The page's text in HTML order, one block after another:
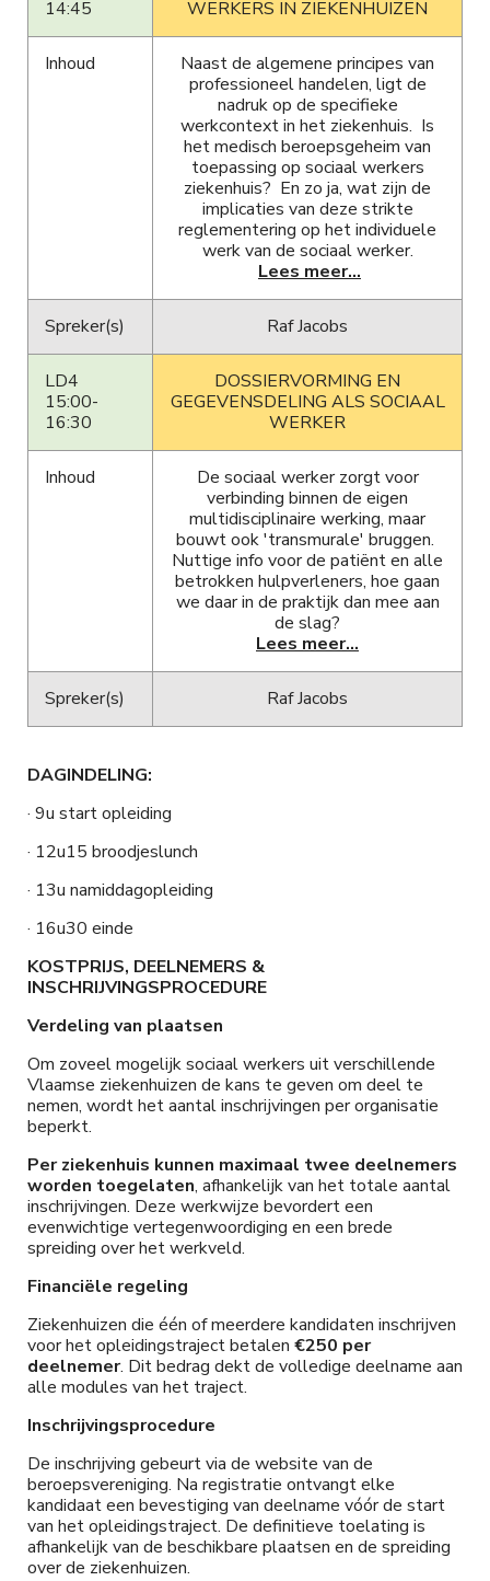
14:45 WERKERS IN ZIEKENHUIZEN
Inhoud
Naast de algemene principes van
professioneel handelen, ligt de
nadruk op de specifieke
werkcontext in het ziekenhuis. Is
het medisch beroepsgeheim van
toepassing op sociaal werkers
ziekenhuis? En zo ja, wat zijn de
implicaties van deze strikte
reglementering op het individuele
werk van de sociaal werker.
Lees meer...
Spreker(s) Raf Jacobs
LD4
15:00-
16:30
DOSSIERVORMING EN
GEGEVENSDELING ALS SOCIAAL
WERKER
Inhoud
De sociaal werker zorgt voor
verbinding binnen de eigen
multidisciplinaire werking, maar
bouwt ook 'transmurale' bruggen.
Nuttige info voor de patiënt en alle
betrokken hulpverleners, hoe gaan
we daar in de praktijk dan mee aan
de slag?
Lees meer...
Spreker(s) Raf Jacobs
DAGINDELING:
· 9u start opleiding
· 12u15 broodjeslunch
· 13u namiddagopleiding
· 16u30 einde
KOSTPRIJS, DEELNEMERS &
INSCHRIJVINGSPROCEDURE
Verdeling van plaatsen
Om zoveel mogelijk sociaal werkers uit verschillende
Vlaamse ziekenhuizen de kans te geven om deel te
nemen, wordt het aantal inschrijvingen per organisatie
beperkt.
Per ziekenhuis kunnen maximaal twee deelnemers
worden toegelaten, afhankelijk van het totale aantal
inschrijvingen. Deze werkwijze bevordert een
evenwichtige vertegenwoordiging en een brede
spreiding over het werkveld.
Financiële regeling
Ziekenhuizen die één of meerdere kandidaten inschrijven
voor het opleidingstraject betalen €250 per
deelnemer. Dit bedrag dekt de volledige deelname aan
alle modules van het traject.
Inschrijvingsprocedure
De inschrijving gebeurt via de website van de
beroepsvereniging. Na registratie ontvangt elke
kandidaat een bevestiging van deelname vóór de start
van het opleidingstraject. De definitieve toelating is
afhankelijk van de beschikbare plaatsen en de spreiding
over de ziekenhuizen.